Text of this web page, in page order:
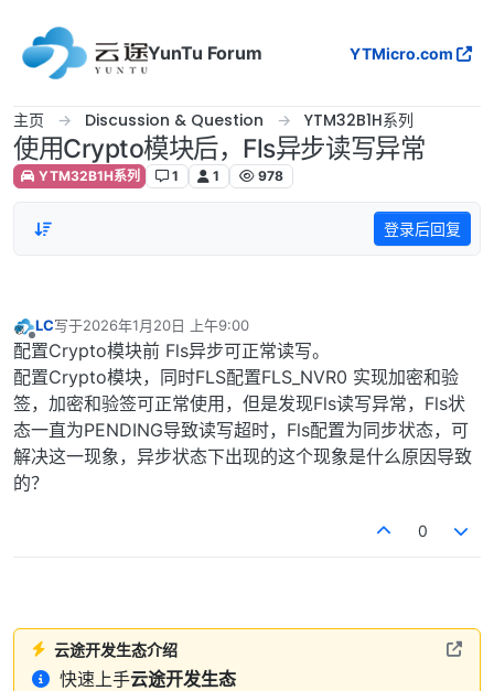
YunTu Forum
YTMicro.com
主页 Discussion & Question YTM32B1H系列
使用Crypto模块后，Fls异步读写异常
YTM32B1H系列 1 1 978
登录后回复
离线
LC写于2026年1月20日 上午9:00
最后由 编辑
配置Crypto模块前 Fls异步可正常读写。
配置Crypto模块，同时FLS配置FLS_NVR0 实现加密和验
签，加密和验签可正常使用，但是发现Fls读写异常，Fls状
态一直为PENDING导致读写超时，Fls配置为同步状态，可
解决这一现象，异步状态下出现的这个现象是什么原因导致
的？
0
云途开发生态介绍
快速上手云途开发生态